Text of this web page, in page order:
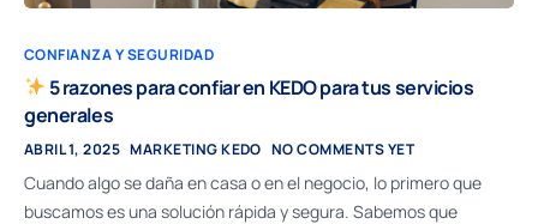
CONFIANZA Y SEGURIDAD
5 razones para confiar en KEDO para tus servicios
generales
ABRIL 1, 2025 MARKETING KEDO NO COMMENTS YET
Cuando algo se daña en casa o en el negocio, lo primero que
buscamos es una solución rápida y segura. Sabemos que